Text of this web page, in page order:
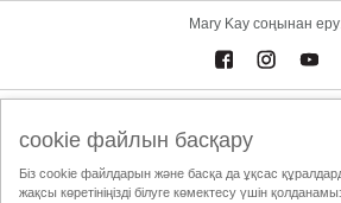
Mary Kay соңынан
Пайдалану шарттары Жеткізу және төлем
cookie файлын басқару
Біз cookie файлдарын және басқа да ұқсас
жақсы көретініңізді білуге көмектесу үшін